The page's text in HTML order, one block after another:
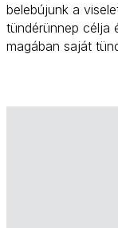
belebújunk a
tündérünnep célja
magában saját